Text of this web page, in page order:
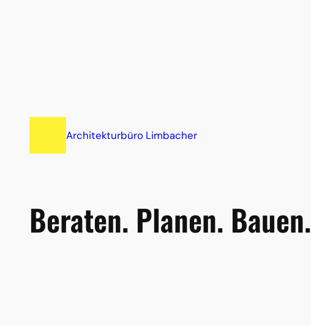
Architekturbüro Limbacher
Beraten. Planen. Bauen.